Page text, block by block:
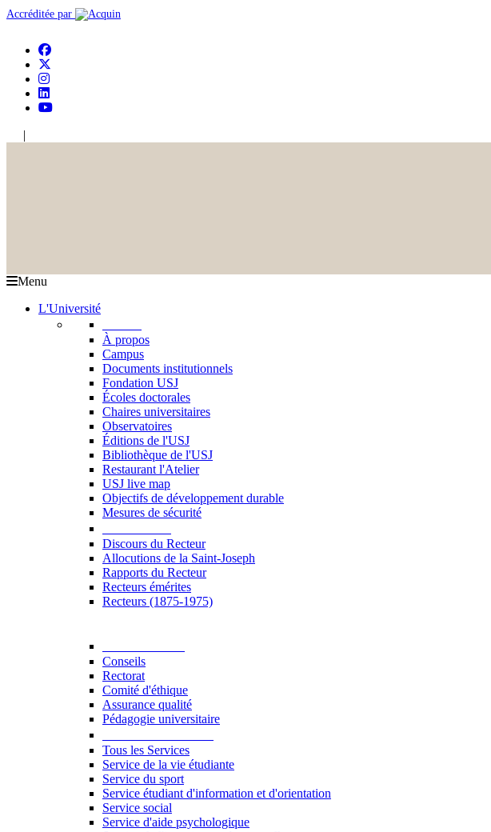
Accréditée par
|
Menu
L'Université
À propos
Campus
Documents institutionnels
Fondation USJ
Écoles doctorales
Chaires universitaires
Observatoires
Éditions de l'USJ
Bibliothèque de l'USJ
Restaurant l'Atelier
USJ live map
Objectifs de développement durable
Mesures de sécurité
Discours du Recteur
Allocutions de la Saint-Joseph
Rapports du Recteur
Recteurs émérites
Recteurs (1875-1975)
Conseils
Rectorat
Comité d'éthique
Assurance qualité
Pédagogie universitaire
Tous les Services
Service de la vie étudiante
Service du sport
Service étudiant d'information et d'orientation
Service social
Service d'aide psychologique